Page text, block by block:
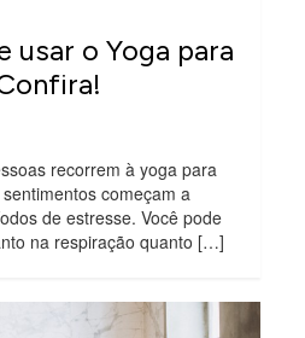
usar o Yoga para
recorrem à yoga para
começam a
de estresse. Você pode
na respiração quanto […]